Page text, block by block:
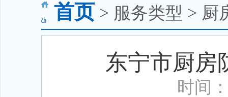
首页 > 服务类型 > 厨
东宁市厨房
时间